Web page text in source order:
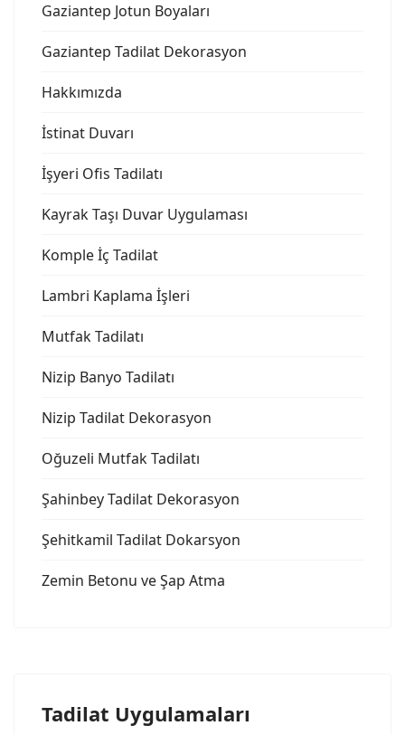
Gaziantep Jotun Boyaları
Gaziantep Tadilat Dekorasyon
Hakkımızda
İstinat Duvarı
İşyeri Ofis Tadilatı
Kayrak Taşı Duvar Uygulaması
Komple İç Tadilat
Lambri Kaplama İşleri
Mutfak Tadilatı
Nizip Banyo Tadilatı
Nizip Tadilat Dekorasyon
Oğuzeli Mutfak Tadilatı
Şahinbey Tadilat Dekorasyon
Şehitkamil Tadilat Dokarsyon
Zemin Betonu ve Şap Atma
Tadilat Uygulamaları